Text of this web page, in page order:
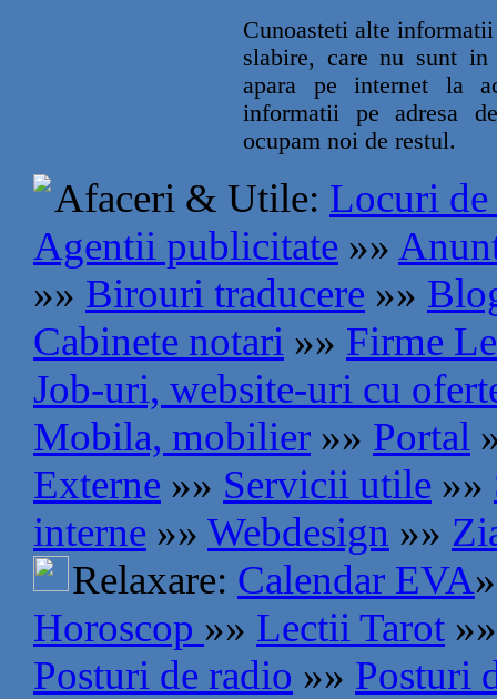
Cunoasteti alte
slabire, care nu sunt
apara pe internet la
informatii pe adresa
ocupam noi de restul.
Afaceri & Utile: Locuri de
Agentii publicitate »»
»» Birouri traducere »»
Cabinete notari »» Firme
Job-uri, website-uri cu
Mobila, mobilier »» Portal
Externe »» Servicii utile »»
interne »» Webdesign »»
Relaxare: Calendar EVA
Horoscop »» Lectii Tarot »»
Posturi de radio »» Posturi